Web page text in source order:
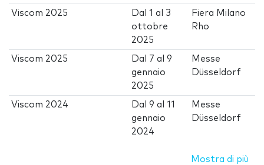
Viscom 2025 Dal1 al 3
ottobre
2025
Fiera Milano
Rho
Viscom 2025 Dal 7 al9
gennaio
2025
Messe
Düsseldorf
Viscom 2024 Dal9 al11
gennaio
2024
Messe
Düsseldorf
Mostra di più